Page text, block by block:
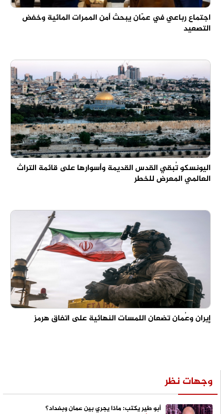
اجتماع رباعي في عمّان يبحث أمن الممرات المائية وخفض
التصعيد
اليونسكو تُبقي القدس القديمة وأسوارها على قائمة التراث
العالمي المعرض للخطر
إيران وعُمان تضعان اللمسات النهائية على اتفاق هرمز
وجهات نظر
أبو طير يكتب: ماذا يجري بين عمان وبغداد؟